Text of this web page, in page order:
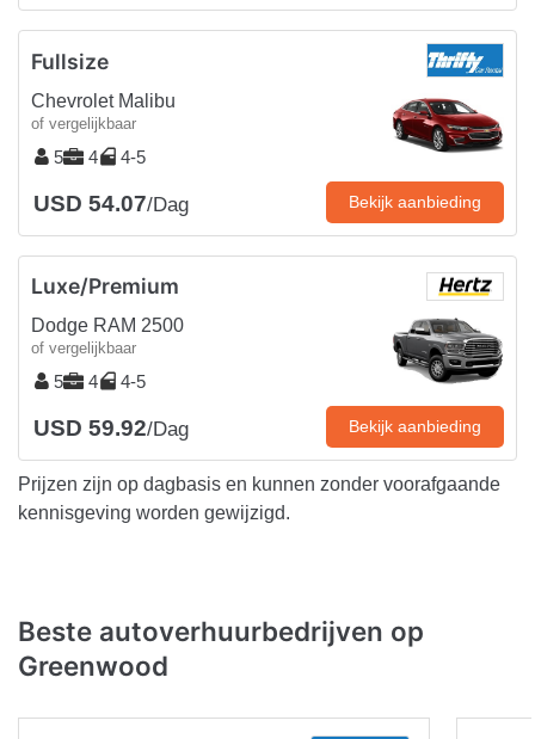
Fullsize
Chevrolet Malibu
of vergelijkbaar
5 4 4-5
USD 54.07/Dag Bekijk aanbieding
Luxe/Premium
Dodge RAM 2500
of vergelijkbaar
5 4 4-5
USD 59.92/Dag Bekijk aanbieding
Prijzen zijn op dagbasis en kunnen zonder voorafgaande
kennisgeving worden gewijzigd.
Beste autoverhuurbedrijven op
Greenwood